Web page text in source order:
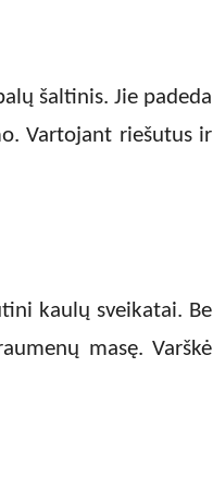
šaltinis. Jie padeda
Vartojant riešutus ir
kaulų sveikatai. Be
masę. Varškė